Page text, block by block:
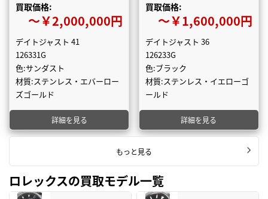
買取価格:
〜￥2,000,000円
デイトジャスト 41
126331G
色:サンダスト
材質:ステンレス・エバーロー
ズゴールド
詳細を見る
買取価格:
〜￥1,600,000円
デイトジャスト 36
126233G
色:ブラック
材質:ステンレス・イエローゴ
ールド
詳細を見る
もっと見る
ロレックスの買取モデル一覧